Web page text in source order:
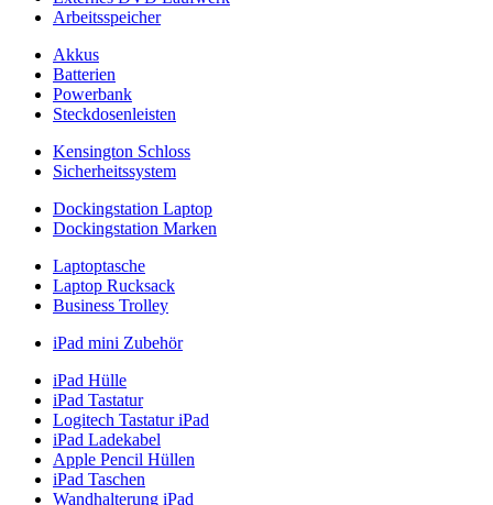
Arbeitsspeicher
Akkus
Batterien
Powerbank
Steckdosenleisten
Kensington Schloss
Sicherheitssystem
Dockingstation Laptop
Dockingstation Marken
Laptoptasche
Laptop Rucksack
Business Trolley
iPad mini Zubehör
iPad Hülle
iPad Tastatur
Logitech Tastatur iPad
iPad Ladekabel
Apple Pencil Hüllen
iPad Taschen
Wandhalterung iPad